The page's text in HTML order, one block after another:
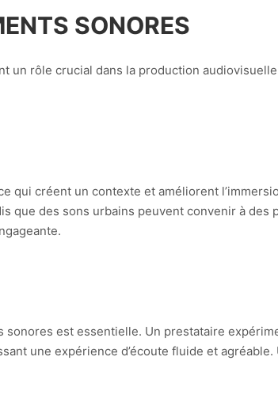
SONORES
un rôle crucial dans la production
qui créent un contexte et améliorent
que des sons urbains peuvent convenir à
sonores est essentielle. Un prestataire
une expérience d’écoute fluide et